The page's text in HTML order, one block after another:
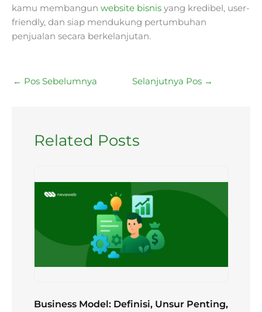
kamu membangun website bisnis yang kredibel, user-
friendly, dan siap mendukung pertumbuhan
penjualan secara berkelanjutan.
← Pos Sebelumnya Selanjutnya Pos →
Related Posts
Business Model: Definisi, Unsur Penting,